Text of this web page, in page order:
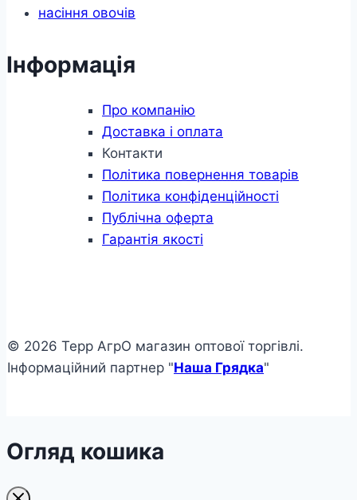
насіння овочів
Інформація
Про компанію
Доставка і оплата
Контакти
Політика повернення товарів
Політика конфіденційності
Публічна оферта
Гарантія якості
© 2026 Терр АгрО магазин оптової торгівлі.
Інформаційний партнер "Наша Грядка"
Огляд кошика